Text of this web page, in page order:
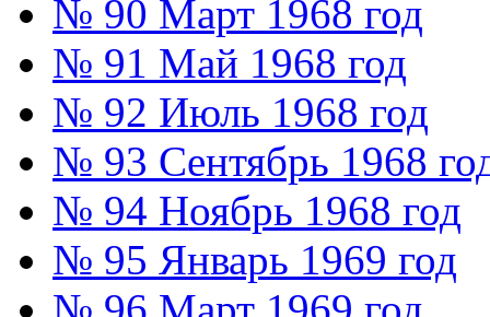
№ 90 Март 1968 год
№ 91 Май 1968 год
№ 92 Июль 1968 год
№ 93 Сентябрь 1968
№ 94 Ноябрь 1968 год
№ 95 Январь 1969 год